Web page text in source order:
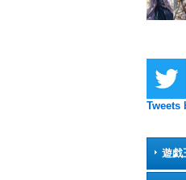
Tweets
遊戯